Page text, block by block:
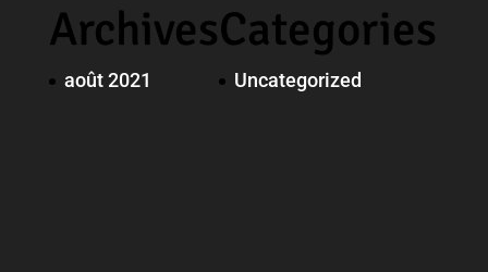
Archives
août 2021
Categories
Uncategorized